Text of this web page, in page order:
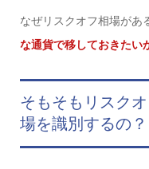
なぜリスクオフ相場があ
な通貨で移しておきたい
そもそもリスク
場を識別するの？